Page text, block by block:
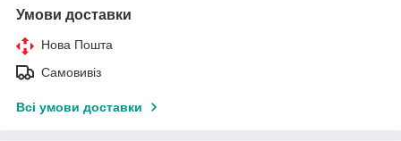
Умови доставки
Нова Пошта
Самовивіз
Всі умови доставки